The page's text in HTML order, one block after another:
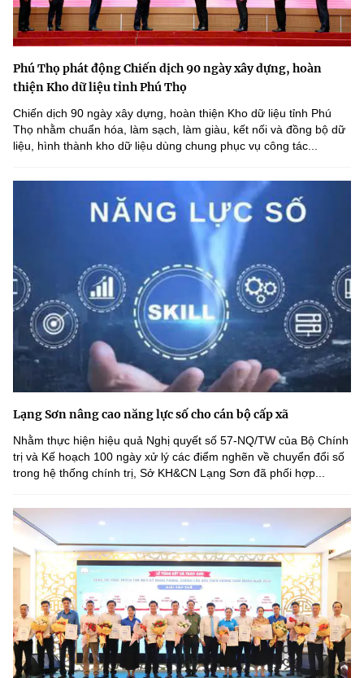
Phú Thọ phát động Chiến dịch 90 ngày xây dựng, hoàn
thiện Kho dữ liệu tỉnh Phú Thọ
Chiến dịch 90 ngày xây dựng, hoàn thiện Kho dữ liệu tỉnh Phú
Thọ nhằm chuẩn hóa, làm sạch, làm giàu, kết nối và đồng bộ dữ
liệu, hình thành kho dữ liệu dùng chung phục vụ công tác...
Lạng Sơn nâng cao năng lực số cho cán bộ cấp xã
Nhằm thực hiện hiệu quả Nghị quyết số 57-NQ/TW của Bộ Chính
trị và Kế hoạch 100 ngày xử lý các điểm nghẽn về chuyển đổi số
trong hệ thống chính trị, Sở KH&CN Lạng Sơn đã phối hợp...